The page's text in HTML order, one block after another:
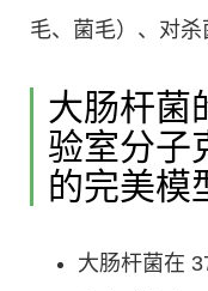
毛、菌毛）、对杀
大肠杆菌
验室分子
的完美模
大肠杆菌在